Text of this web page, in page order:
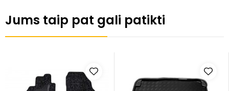
Jums taip pat gali patikti